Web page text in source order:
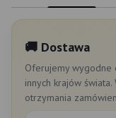
🚚 Dostawa
Oferujemy wygodne
innych krajów
otrzymania